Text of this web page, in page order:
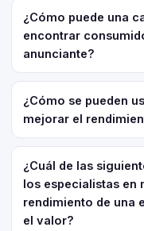
¿Cómo puede una
encontrar
anunciante?
¿Cómo se pueden
mejorar el
¿Cuál de las
los especialistas en
rendimiento de una
el valor?